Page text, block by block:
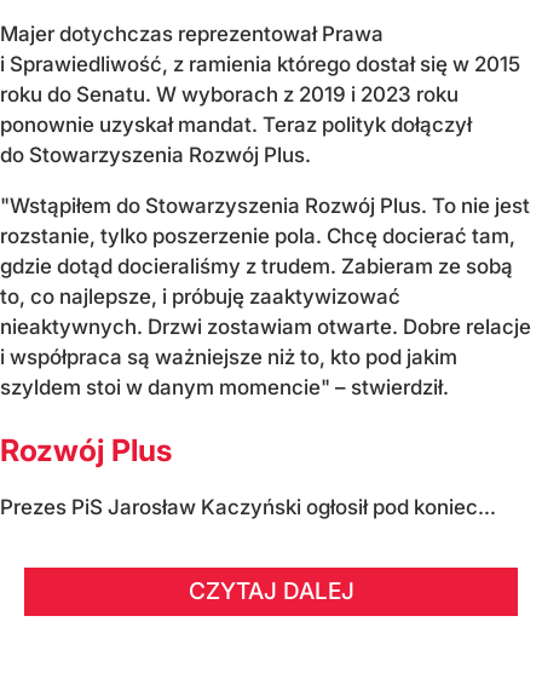
Majer dotychczas reprezentował Prawa
i Sprawiedliwość, z ramienia którego dostał się w 2015
roku do Senatu. W wyborach z 2019 i 2023 roku
ponownie uzyskał mandat. Teraz polityk dołączył
do Stowarzyszenia Rozwój Plus.
"Wstąpiłem do Stowarzyszenia Rozwój Plus. To nie jest
rozstanie, tylko poszerzenie pola. Chcę docierać tam,
gdzie dotąd docieraliśmy z trudem. Zabieram ze sobą
to, co najlepsze, i próbuję zaaktywizować
nieaktywnych. Drzwi zostawiam otwarte. Dobre relacje
i współpraca są ważniejsze niż to, kto pod jakim
szyldem stoi w danym momencie" – stwierdził.
Rozwój Plus
Prezes PiS Jarosław Kaczyński ogłosił pod koniec...
CZYTAJ DALEJ